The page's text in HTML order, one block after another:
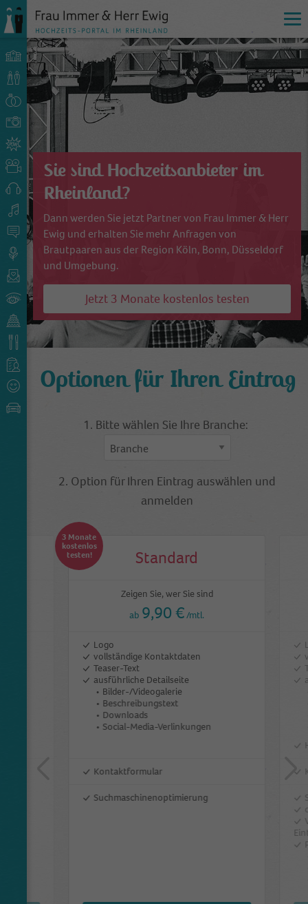
Sie sind Hochzeitsanbieter im
Rheinland?
Dann werden Sie jetzt Partner von Frau Immer & Herr
Ewig und erhalten Sie mehr Anfragen von
Brautpaaren aus der Region Köln, Bonn, Düsseldorf
und Umgebung.
Jetzt 3 Monate kostenlos testen
Optionen für Ihren Eintrag
1. Bitte wählen Sie Ihre Branche:
2. Option für Ihren Eintrag auswählen und
anmelden
3 Monate
kostenlos
testen!
Standard
Zeigen Sie, wer Sie sind
ab 9,90 €/mtl.
Logo
vollständige Kontaktdaten
Teaser-Text
ausführliche Detailseite
Bilder-/Videogalerie
Beschreibungstext
Downloads
Social-Media-Verlinkungen
Kontaktformular
Suchmaschinenoptimierung